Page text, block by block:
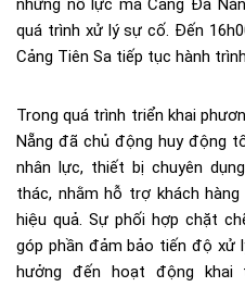
những nỗ lực mà Cảng Đà
quá trình xử lý sự cố. Đến
Cảng Tiên Sa tiếp tục hành
Trong quá trình triển khai
Nẵng đã chủ động huy động
nhân lực, thiết bị chuyên
thác, nhằm hỗ trợ khách
hiệu quả. Sự phối hợp chặt
góp phần đảm bảo tiến độ xử
hưởng đến hoạt động khai